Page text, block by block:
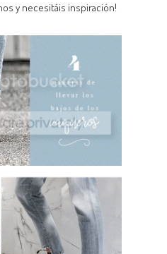
y necesitáis inspiración!